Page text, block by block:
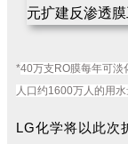
*40万支RO膜每年可淡
人口约1600万人的用水
LG化学将以此次